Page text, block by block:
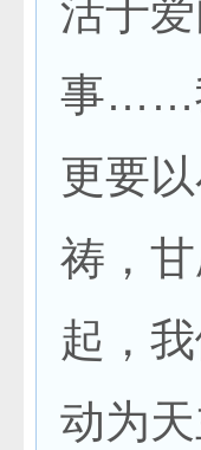
活于
事……
更要
祷，
起，
动为